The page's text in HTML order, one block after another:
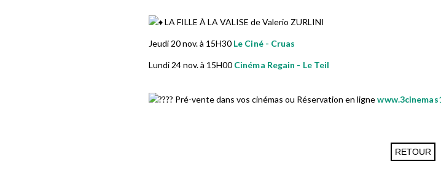
LA FILLE À LA VALISE de Valerio ZURLINI
Jeudi 20 nov. à 15H30 Le Ciné - Cruas
Lundi 24 nov. à 15H00 Cinéma Regain - Le Teil
Pré-vente dans vos cinémas ou Réservation en ligne